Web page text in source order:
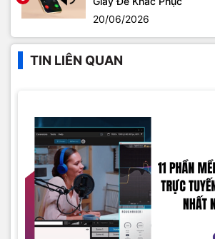
20/06/2026
TIN LIÊN QUAN